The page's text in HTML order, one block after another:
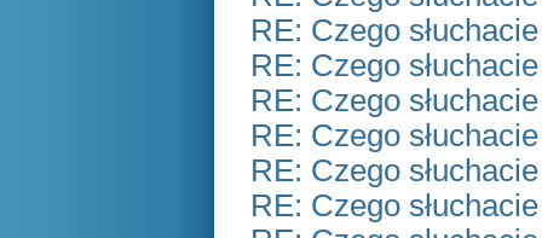
RE: Czego
RE: Czego
RE: Czego
RE: Czego
RE: Czego
RE: Czego